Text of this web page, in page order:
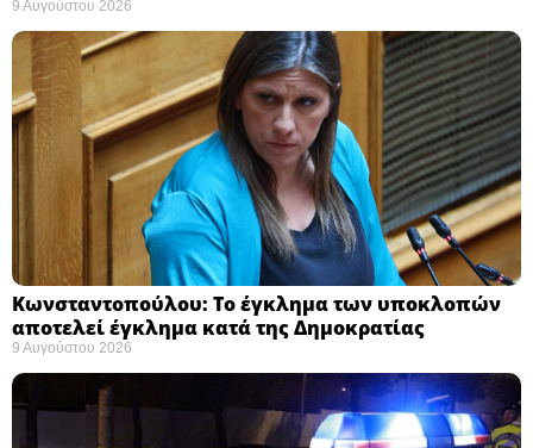
9 Αυγούστου 2026
Κωνσταντοπούλου: Το έγκλημα των υποκλοπών
αποτελεί έγκλημα κατά της Δημοκρατίας ​
9 Αυγούστου 2026